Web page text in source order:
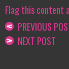
Flag this content
PREVIOUS
NEXT POST